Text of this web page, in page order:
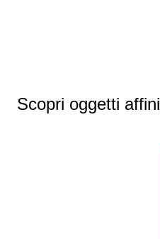
Scopri oggetti affini